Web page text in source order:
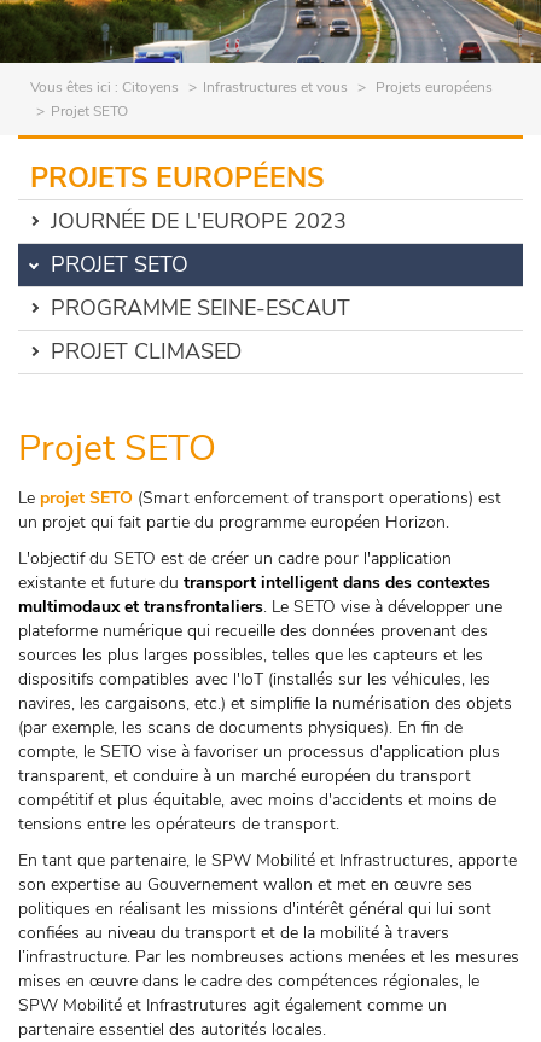
Vous êtes ici : Citoyens Infrastructures et vous
Projets européens
Projet SETO
PROJETS EUROPÉENS
JOURNÉE DE L'EUROPE 2023
PROJET SETO
PROGRAMME SEINE-ESCAUT
PROJET CLIMASED
Projet SETO
Le projet SETO (Smart enforcement of transport operations) est
un projet qui fait partie du programme européen Horizon.
L'objectif du SETO est de créer un cadre pour l'application
existante et future du transport intelligent dans des contextes
multimodaux et transfrontaliers. Le SETO vise à développer une
plateforme numérique qui recueille des données provenant des
sources les plus larges possibles, telles que les capteurs et les
dispositifs compatibles avec l'IoT (installés sur les véhicules, les
navires, les cargaisons, etc.) et simplifie la numérisation des objets
(par exemple, les scans de documents physiques). En fin de
compte, le SETO vise à favoriser un processus d'application plus
transparent, et conduire à un marché européen du transport
compétitif et plus équitable, avec moins d'accidents et moins de
tensions entre les opérateurs de transport.
En tant que partenaire, le SPW Mobilité et Infrastructures, apporte
son expertise au Gouvernement wallon et met en œuvre ses
politiques en réalisant les missions d'intérêt général qui lui sont
confiées au niveau du transport et de la mobilité à travers
l’infrastructure. Par les nombreuses actions menées et les mesures
mises en œuvre dans le cadre des compétences régionales, le
SPW Mobilité et Infrastrutures agit également comme un
partenaire essentiel des autorités locales.